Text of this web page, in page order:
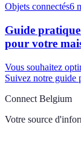
Objets connectés6
Guide
pour votre
Vous souhaitez
Suivez notre guide
Connect Belgium
Votre source